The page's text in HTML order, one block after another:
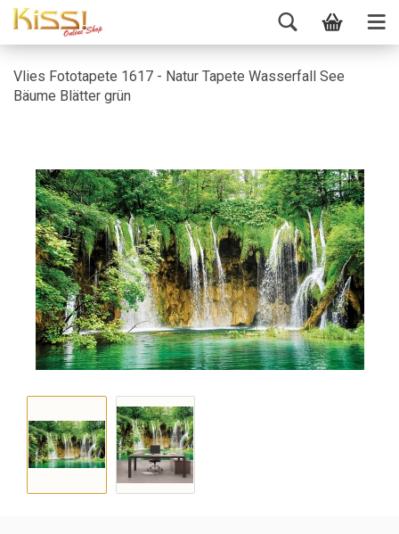
Vlies Fototapete 1617 - Natur Tapete Wasserfall See
Bäume Blätter grün